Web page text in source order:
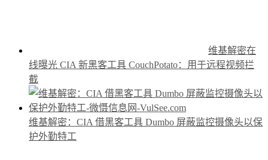
维基解密在
线曝光 CIA 新黑客工具 CouchPotato：用于远程视频拦
截
维基解密：CIA 借黑客工具 Dumbo 屏蔽监控摄像头以保
护外勤特工